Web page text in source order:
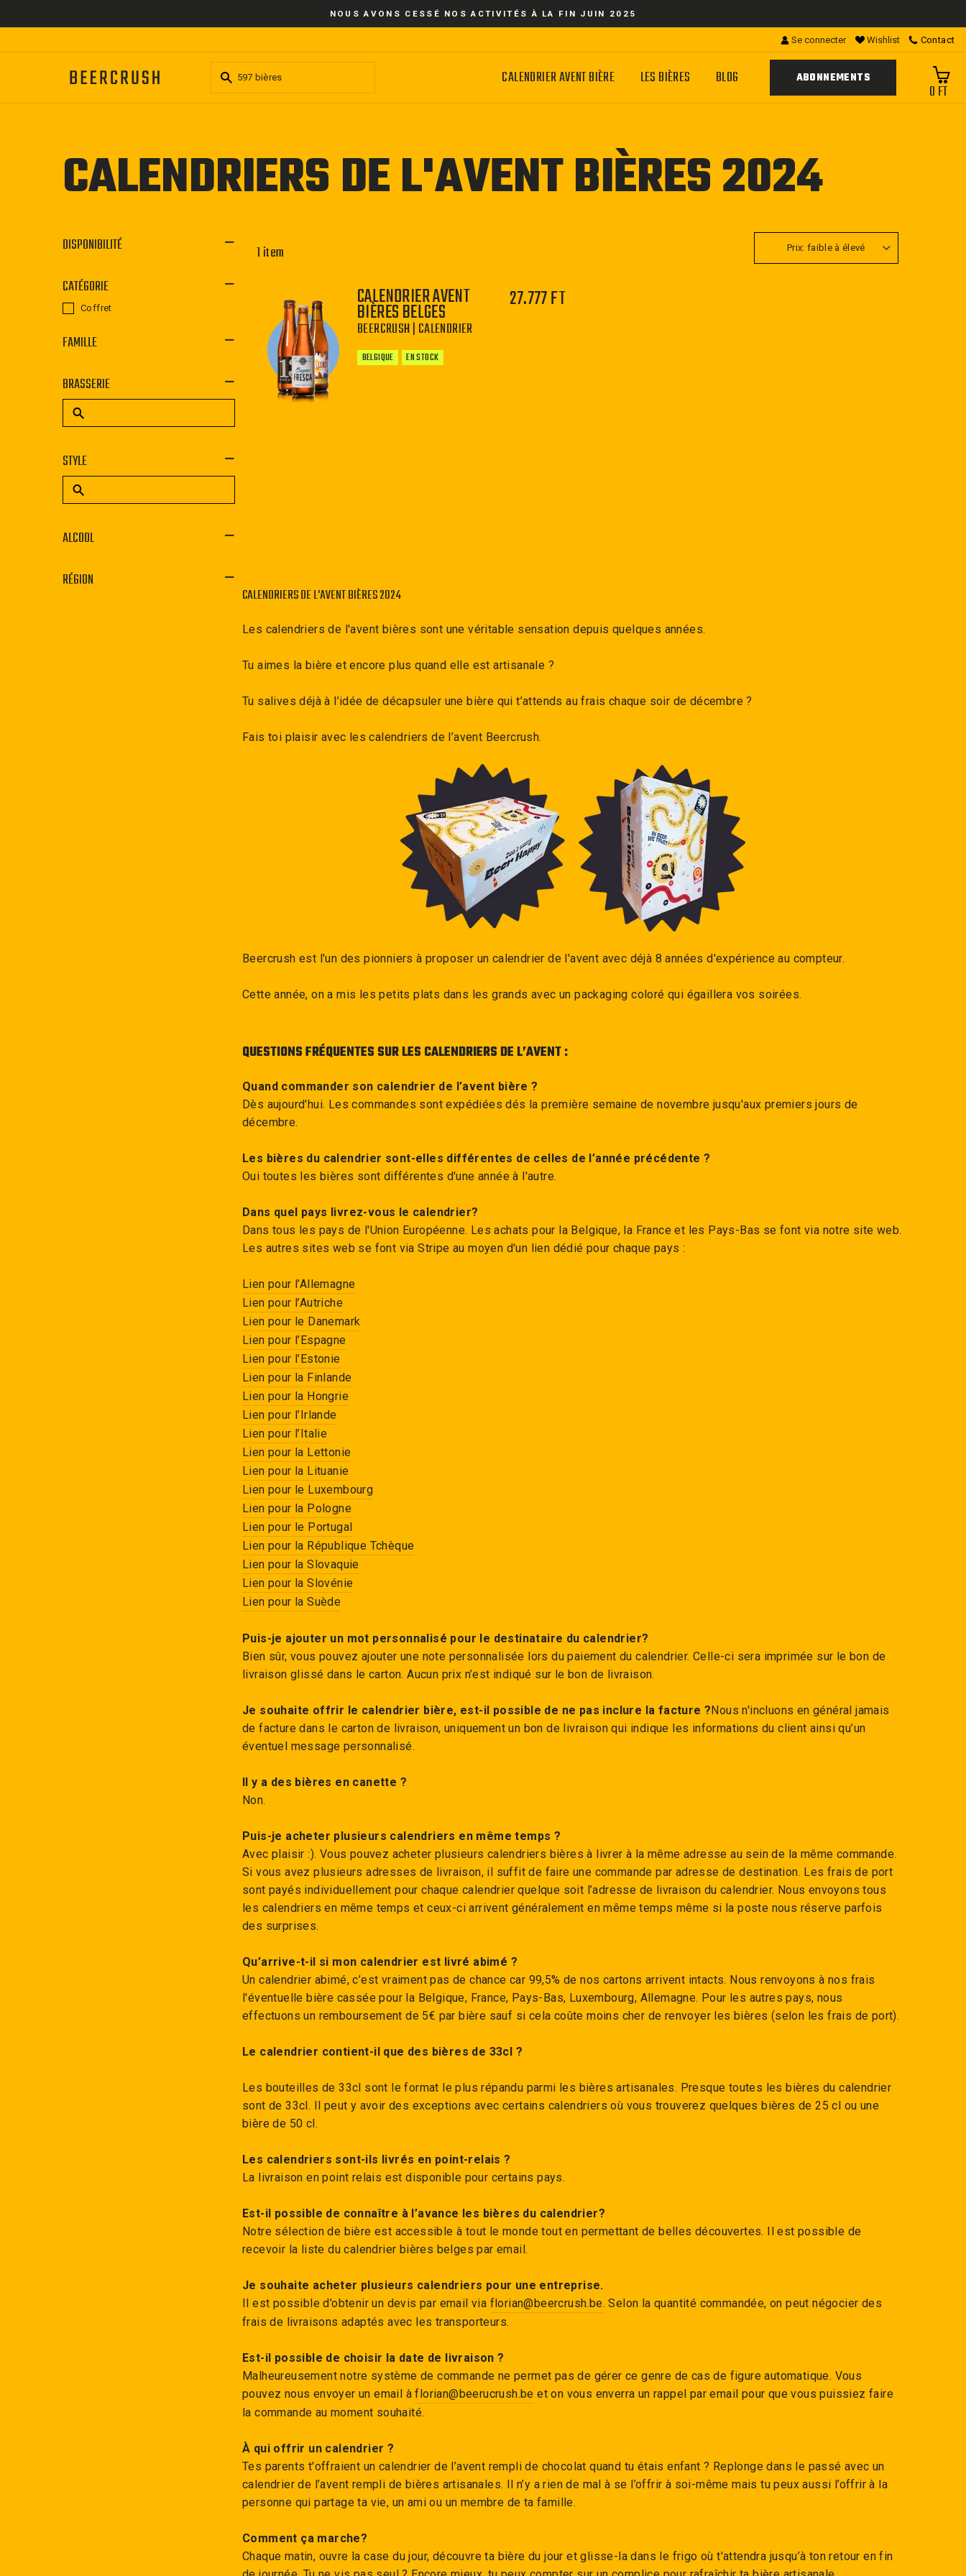
au
NOUS AVONS CESSÉ NOS ACTIVITÉS À LA FIN JUIN 2025
Se connecter Wishlist Contact
CALENDRIER AVENT BIÈRE LES BIÈRES BLOG ABONNEMENTS
0 FT
CALENDRIERS DE L'AVENT BIÈRES 2024
DISPONIBILITÉ
CATÉGORIE
Coffret
FAMILLE
BRASSERIE
STYLE
ALCOOL
RÉGION
1 item
CALENDRIER AVENT
BIÈRES BELGES
BEERCRUSH | CALENDRIER
27.777 FT
BELGIQUE EN STOCK
calendriers par commande pour la même
adresse
calendrier
Facture sur demande
d’inquiétude à avoir
La sélection de bière est différente de
celle de l’année passée
CALENDRIERS DE L'AVENT BIÈRES 2024
Les calendriers de l'avent bières sont une véritable sensation depuis quelques années.
Tu aimes la bière et encore plus quand elle est artisanale ?
Tu salives déjà à l’idée de décapsuler une bière qui t’attends au frais chaque soir de décembre ?
Fais toi plaisir avec les calendriers de l’avent Beercrush.
Beercrush est l'un des pionniers à proposer un calendrier de l'avent avec déjà 8 années d'expérience au compteur.
Cette année, on a mis les petits plats dans les grands avec un packaging coloré qui égaillera vos soirées.
QUESTIONS FRÉQUENTES SUR LES CALENDRIERS DE L’AVENT :
Quand commander son calendrier de l’avent bière ?
Dès aujourd'hui. Les commandes sont expédiées dés la première semaine de novembre jusqu'aux premiers jours de
décembre.
Les bières du calendrier sont-elles différentes de celles de l’année précédente ?
Oui toutes les bières sont différentes d'une année à l'autre.
Dans quel pays livrez-vous le calendrier?
Dans tous les pays de l'Union Européenne. Les achats pour la Belgique, la France et les Pays-Bas se font via notre site web.
Les autres sites web se font via Stripe au moyen d'un lien dédié pour chaque pays :
Lien pour l’Allemagne
Lien pour l’Autriche
Lien pour le Danemark
Lien pour l’Espagne
Lien pour l’Estonie
Lien pour la Finlande
Lien pour la Hongrie
Lien pour l’Irlande
Lien pour l’Italie
Lien pour la Lettonie
Lien pour la Lituanie
Lien pour le Luxembourg
Lien pour la Pologne
Lien pour le Portugal
Lien pour la République Tchèque
Lien pour la Slovaquie
Lien pour la Slovénie
Lien pour la Suède
Puis-je ajouter un mot personnalisé pour le destinataire du calendrier?
Bien sûr, vous pouvez ajouter une note personnalisée lors du paiement du calendrier. Celle-ci sera imprimée sur le bon de
livraison glissé dans le carton. Aucun prix n’est indiqué sur le bon de livraison.
Je souhaite offrir le calendrier bière, est-il possible de ne pas inclure la facture ?Nous n'incluons en général jamais
de facture dans le carton de livraison, uniquement un bon de livraison qui indique les informations du client ainsi qu’un
éventuel message personnalisé.
Il y a des bières en canette ?
Non.
Puis-je acheter plusieurs calendriers en même temps ?
Avec plaisir :). Vous pouvez acheter plusieurs calendriers bières à livrer à la même adresse au sein de la même commande.
Si vous avez plusieurs adresses de livraison, il suffit de faire une commande par adresse de destination. Les frais de port
sont payés individuellement pour chaque calendrier quelque soit l’adresse de livraison du calendrier. Nous envoyons tous
les calendriers en même temps et ceux-ci arrivent généralement en même temps même si la poste nous réserve parfois
des surprises.
Qu’arrive-t-il si mon calendrier est livré abimé ?
Un calendrier abimé, c’est vraiment pas de chance car 99,5% de nos cartons arrivent intacts. Nous renvoyons à nos frais
l'éventuelle bière cassée pour la Belgique, France, Pays-Bas, Luxembourg, Allemagne. Pour les autres pays, nous
effectuons un remboursement de 5€ par bière sauf si cela coûte moins cher de renvoyer les bières (selon les frais de port).
Le calendrier contient-il que des bières de 33cl ?
Les bouteilles de 33cl sont le format le plus répandu parmi les bières artisanales. Presque toutes les bières du calendrier
sont de 33cl. Il peut y avoir des exceptions avec certains calendriers où vous trouverez quelques bières de 25 cl ou une
bière de 50 cl.
Les calendriers sont-ils livrés en point-relais ?
La livraison en point relais est disponible pour certains pays.
Est-il possible de connaître à l’avance les bières du calendrier?
Notre sélection de bière est accessible à tout le monde tout en permettant de belles découvertes. Il est possible de
recevoir la liste du calendrier bières belges par email.
Je souhaite acheter plusieurs calendriers pour une entreprise.
Il est possible d’obtenir un devis par email via florian@beercrush.be. Selon la quantité commandée, on peut négocier des
frais de livraisons adaptés avec les transporteurs.
Est-il possible de choisir la date de livraison ?
Malheureusement notre système de commande ne permet pas de gérer ce genre de cas de figure automatique. Vous
pouvez nous envoyer un email àflorian@beerucrush.be et on vous enverra un rappel par email pour que vous puissiez faire
la commande au moment souhaité.
À qui offrir un calendrier ?
Tes parents t'offraient un calendrier de l’avent rempli de chocolat quand tu étais enfant ? Replonge dans le passé avec un
calendrier de l’avent rempli de bières artisanales. Il n’y a rien de mal à se l’offrir à soi-même mais tu peux aussi l’offrir à la
personne qui partage ta vie, un ami ou un membre de ta famille.
Comment ça marche?
Chaque matin, ouvre la case du jour, découvre ta bière du jour et glisse-la dans le frigo où t'attendra jusqu’à ton retour en fin